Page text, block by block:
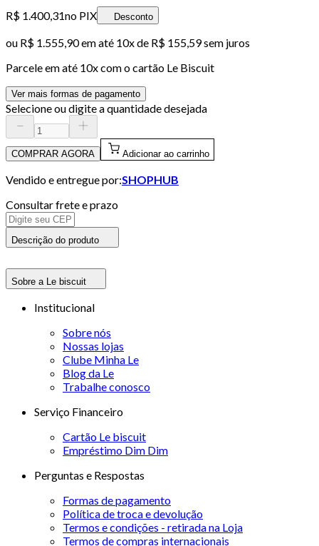
R$ 1.400,31no PIX Desconto
ou R$ 1.555,90em até 10x de R$ 155,59 sem juros
Parcele em até 10x com o cartão Le Biscuit
Ver mais formas de pagamento
Selecione ou digite a quantidade desejada
COMPRAR AGORA Adicionar ao carrinho
Vendido e entregue por:SHOPHUB
Consultar frete e prazo
Descrição do produto
Sobre a Le biscuit
Institucional
Sobre nós
Nossas lojas
Clube Minha Le
Blog da Le
Trabalhe conosco
Serviço Financeiro
Cartão Le biscuit
Empréstimo Dim Dim
Perguntas e Respostas
Formas de pagamento
Política de troca e devolução
Termos e condições - retirada na Loja
Termos de compras internacionais